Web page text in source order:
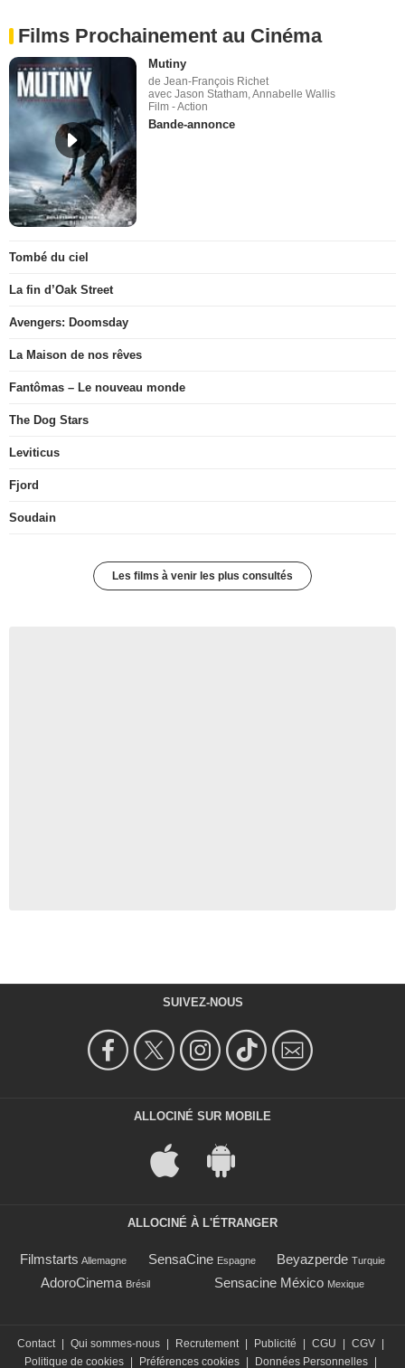
Films Prochainement au Cinéma
Mutiny
de Jean-François Richet
avec Jason Statham, Annabelle Wallis
Film - Action
Bande-annonce
Tombé du ciel
La fin d’Oak Street
Avengers: Doomsday
La Maison de nos rêves
Fantômas – Le nouveau monde
The Dog Stars
Leviticus
Fjord
Soudain
Les films à venir les plus consultés
SUIVEZ-NOUS
ALLOCINÉ SUR MOBILE
ALLOCINÉ À L'ÉTRANGER
Filmstarts Allemagne SensaCine Espagne Beyazperde Turquie
AdoroCinema Brésil Sensacine México Mexique
Contact Qui sommes-nous Recrutement Publicité CGU CGV
Politique de cookies
Préférences cookies Données Personnelles